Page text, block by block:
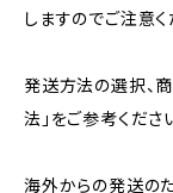
しますのでご注意く
発送方法の選択、
法」をご参考くださ
海外からの発送の